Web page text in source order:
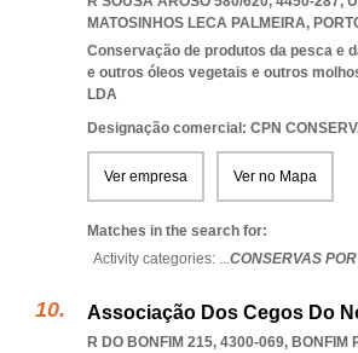
MATOSINHOS LECA PALMEIRA,
Conservação de produtos da pesca e
e outros óleos vegetais e outros
LDA
Designação comercial: CPN
Ver empresa Ver no Mapa
Matches in the search for:
Activity categories: ...CONSERVAS
Associação Dos Cegos Do
R DO BONFIM 215, 4300-069, BONFIM